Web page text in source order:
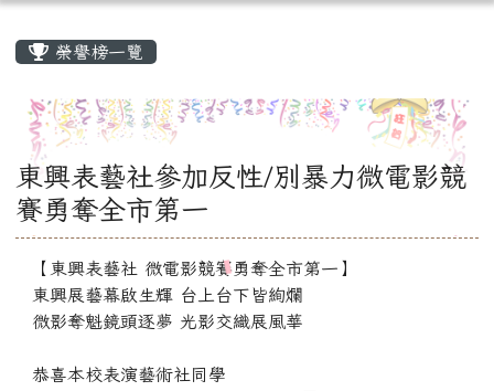
榮譽榜一覽
東興表藝社參加反性/別暴力微電影競
賽勇奪全市第一
【東興表藝社 微電影競賽勇奪全市第一】
東興展藝幕啟生輝 台上台下皆絢爛
微影奪魁鏡頭逐夢 光影交織展風華
恭喜本校表演藝術社同學